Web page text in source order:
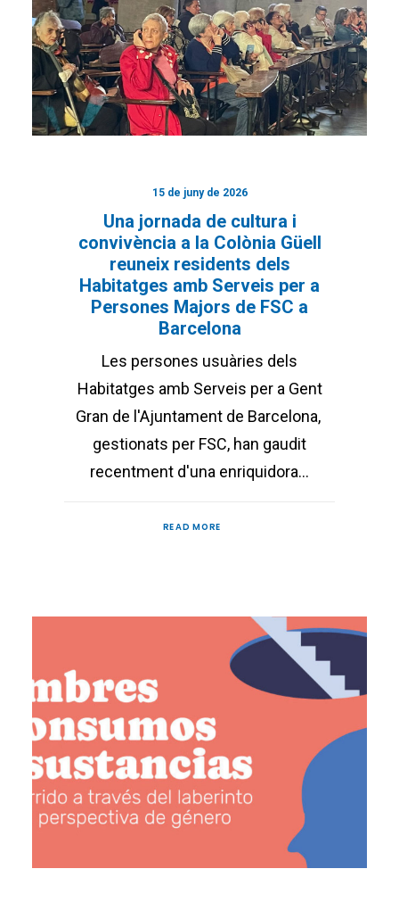
15 de juny de 2026
Una jornada de cultura i
convivència a la Colònia Güell
reuneix residents dels
Habitatges amb Serveis per a
Persones Majors de FSC a
Barcelona
Les persones usuàries dels
Habitatges amb Serveis per a Gent
Gran de l'Ajuntament de Barcelona, ​​
gestionats per FSC, han gaudit
recentment d'una enriquidora…
READ MORE